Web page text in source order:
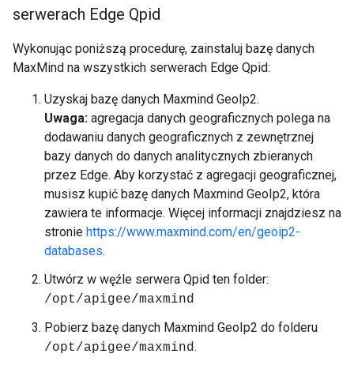
serwerach Edge Qpid
Wykonując poniższą procedurę, zainstaluj bazę danych
MaxMind na wszystkich serwerach Edge Qpid:
Uzyskaj bazę danych Maxmind GeoIp2.
Uwaga: agregacja danych geograficznych polega na
dodawaniu danych geograficznych z zewnętrznej
bazy danych do danych analitycznych zbieranych
przez Edge. Aby korzystać z agregacji geograficznej,
musisz kupić bazę danych Maxmind GeoIp2, która
zawiera te informacje. Więcej informacji znajdziesz na
stronie https://www.maxmind.com/en/geoip2-
databases.
Utwórz w węźle serwera Qpid ten folder:
/opt/apigee/maxmind
Pobierz bazę danych Maxmind GeoIp2 do folderu
/opt/apigee/maxmind.